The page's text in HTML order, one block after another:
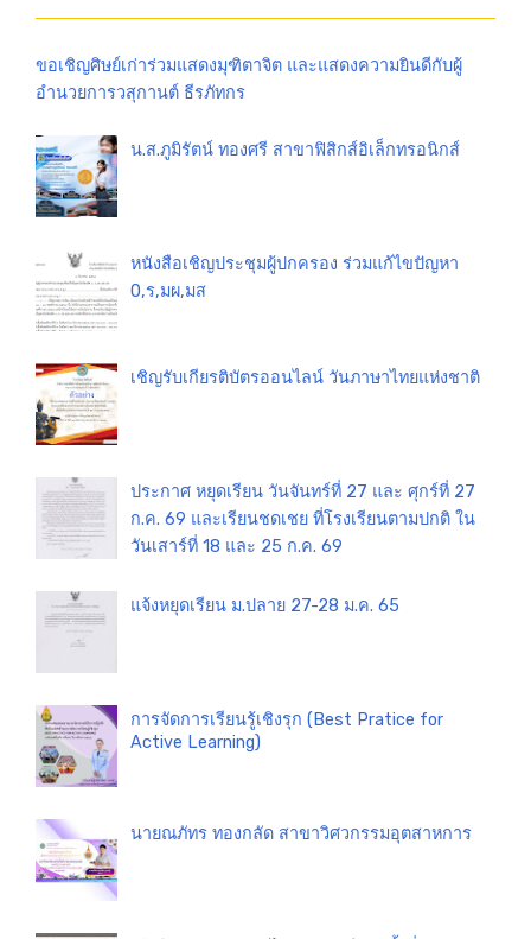
ขอเชิญศิษย์เก่าร่วมแสดงมุฑิตาจิต และแสดงความยินดีกับผู้
อำนวยการวสุกานต์ ธีรภัทกร
น.ส.ภูมิรัตน์ ทองศรี สาขาฟิสิกส์อิเล็กทรอนิกส์
หนังสือเชิญประชุมผู้ปกครอง ร่วมแก้ไขปัญหา
0,ร,มผ,มส
เชิญรับเกียรติบัตรออนไลน์ วันภาษาไทยแห่งชาติ
ประกาศ หยุดเรียน วันจันทร์ที่ 27 และ ศุกร์ที่ 27
ก.ค. 69 และเรียนชดเชย ที่โรงเรียนตามปกติ ใน
วันเสาร์ที่ 18 และ 25 ก.ค. 69
แจ้งหยุดเรียน ม.ปลาย 27-28 ม.ค. 65
การจัดการเรียนรู้เชิงรุก (Best Pratice for
Active Learning)
นายณภัทร ทองกลัด สาขาวิศวกรรมอุตสาหการ